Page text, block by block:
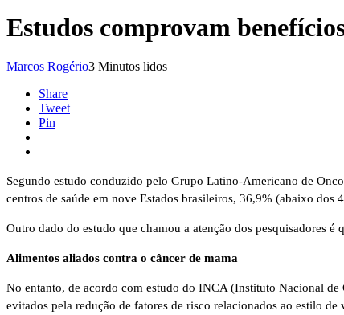
Estudos comprovam
Marcos Rogério3 Minutos lidos
Share
Tweet
Pin
Segundo estudo conduzido pelo Grupo Latino-Americano de
centros de saúde em nove Estados brasileiros, 36,9% (abaixo dos
Outro dado do estudo que chamou a atenção dos pesquisadores
Alimentos aliados contra o câncer de mama
No entanto, de acordo com estudo do INCA (Instituto Nacional
evitados pela redução de fatores de risco relacionados ao estilo